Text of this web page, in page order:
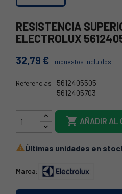
RESISTENCIA
ELECTROLUX
32,79 € Impuestos incluidos
Referencias: 5612405505
5612405703
 AÑADIR AL
Últimas unidades en
Marca: